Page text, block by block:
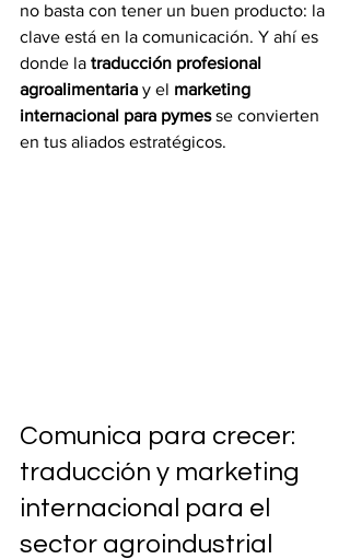
no basta con tener un buen producto: la
clave está en la comunicación. Y ahí es
donde la traducción profesional
agroalimentaria y el marketing
internacional para pymes se convierten
en tus aliados estratégicos.
Comunica para crecer:
traducción y marketing
internacional para el
sector agroindustrial